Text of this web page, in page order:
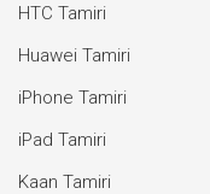
HTC Tamiri
Huawei Tamiri
iPhone Tamiri
iPad Tamiri
Kaan Tamiri